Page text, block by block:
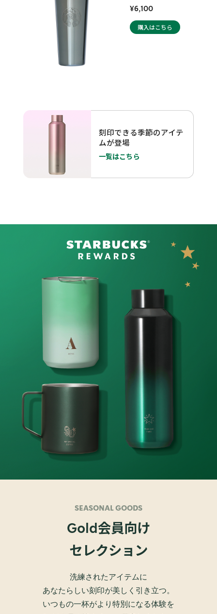
¥6,100
購入はこちら
刻印できる季節のアイテ
ムが登場
一覧はこちら
SEASONAL GOODS
Gold会員向け
セレクション
洗練されたアイテムに
あなたらしい刻印が美しく引き立つ。
いつもの一杯がより特別になる体験を